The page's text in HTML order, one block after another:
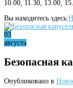
10.00, 11.30, 13.00,
Вы находитесь здесь:
03
августа
Безопасная
Опубликовано в